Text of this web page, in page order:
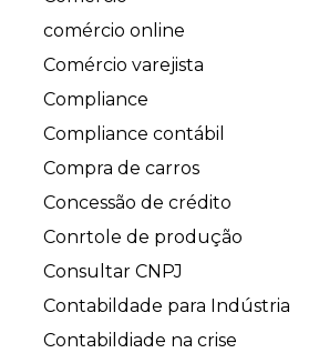
comércio online
Comércio varejista
Compliance
Compliance contábil
Compra de carros
Concessão de crédito
Conrtole de produção
Consultar CNPJ
Contabildade para Indústria
Contabildiade na crise